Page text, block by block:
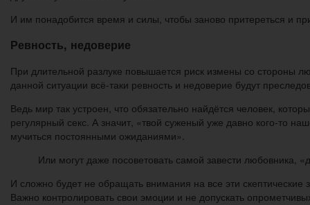
И им понадобится время и силы, чтобы заново притереться и
Ревность, недоверие
При длительной разлуке повышается риск измены со стороны
данной ситуации всё-таки ревность и недоверие будут
Ведь мир так устроен, что обязательно найдётся человек,
регулярный секс. А значит, «твой суженый уже давно кого-то
мучиться постоянными ожиданиями».
Или могут даже посоветовать самой завести любовника,
И сложно будет не обращать внимания на все эти
Важно контролировать свои эмоции и не допускать